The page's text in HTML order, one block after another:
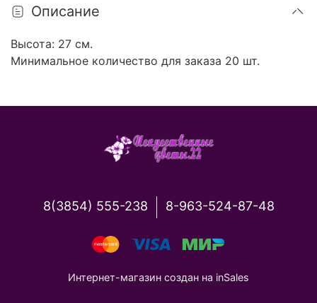
Описание
Высота: 27 см.
Минимальное количество для заказа 20 шт.
8(3854) 555-238 8-963-524-87-48
Интернет-магазин создан на inSales